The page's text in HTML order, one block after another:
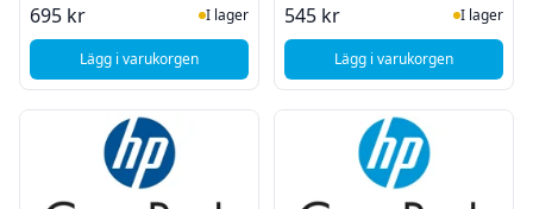
695 kr I Lager
I lager
Lägg i varukorgen, HP 3 års Care Pack med utbyte nästa dag för Officejet
545 kr I Lager
I lager
Lägg i varukorgen
, HP 3 års Care